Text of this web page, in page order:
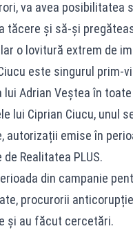
va avea
tăcere și să-și
o lovitură extrem de
este singurul prim-
Adrian Veștea în
lui Ciprian Ciucu, unul
autorizații emise în
Realitatea PLUS.
din campanie
procurorii
și au făcut cercetări.